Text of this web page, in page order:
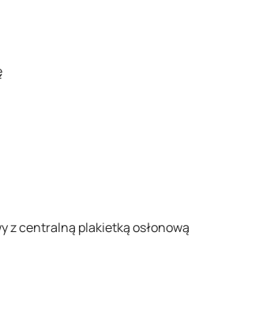
z centralną plakietką osłonową